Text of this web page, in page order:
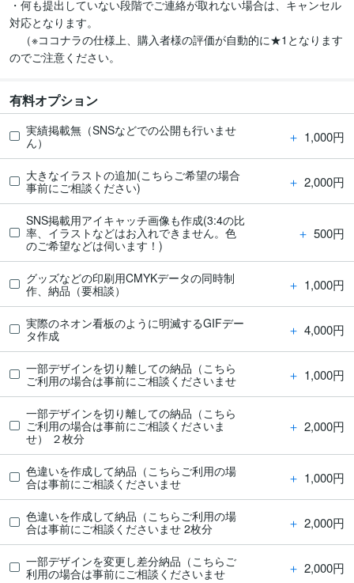
・何も提出していない段階でご連絡が取れない場合は、キャンセル
対応となります。
（※ココナラの仕様上、購入者様の評価が自動的に★1となります
有料オプション
実績掲載無（SNSなどでの公開も行いませ
ん）
＋ 1,000円
大きなイラストの追加(こちらご希望の場合
事前にご相談ください)
＋ 2,000円
SNS掲載用アイキャッチ画像も作成(3:4の比
率、イラストなどはお入れできません。色
のご希望などは伺います！)
＋ 500円
グッズなどの印刷用CMYKデータの同時制
作、納品（要相談）
＋ 1,000円
実際のネオン看板のように明滅するGIFデー
タ作成
＋ 4,000円
一部デザインを切り離しての納品（こちら
ご利用の場合は事前にご相談くださいませ
＋ 1,000円
一部デザインを切り離しての納品（こちら
ご利用の場合は事前にご相談くださいま
せ） ２枚分
＋ 2,000円
色違いを作成して納品（こちらご利用の場
合は事前にご相談くださいませ
＋ 1,000円
色違いを作成して納品（こちらご利用の場
合は事前にご相談くださいませ 2枚分
＋ 2,000円
一部デザインを変更し差分納品（こちらご
利用の場合は事前にご相談くださいませ
＋ 2,000円